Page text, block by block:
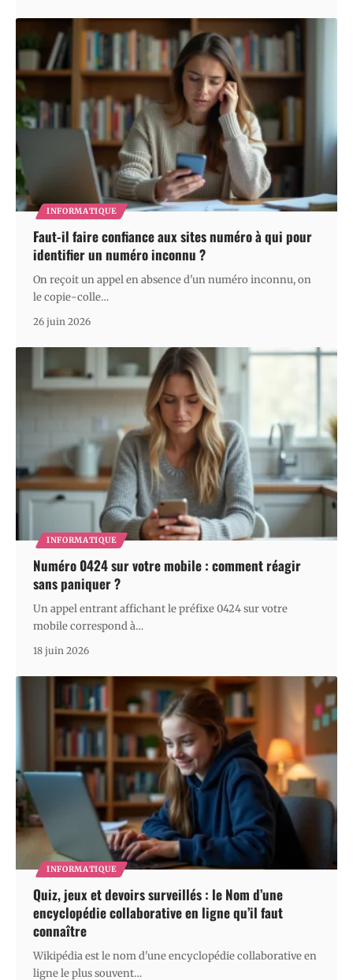
INFORMATIQUE
Faut-il faire confiance aux sites numéro à qui pour
identifier un numéro inconnu ?
On reçoit un appel en absence d'un numéro inconnu, on
le copie-colle…
26 juin 2026
INFORMATIQUE
Numéro 0424 sur votre mobile : comment réagir
sans paniquer ?
Un appel entrant affichant le préfixe 0424 sur votre
mobile correspond à…
18 juin 2026
INFORMATIQUE
Quiz, jeux et devoirs surveillés : le Nom d’une
encyclopédie collaborative en ligne qu’il faut
connaître
Wikipédia est le nom d'une encyclopédie collaborative en
ligne le plus souvent…